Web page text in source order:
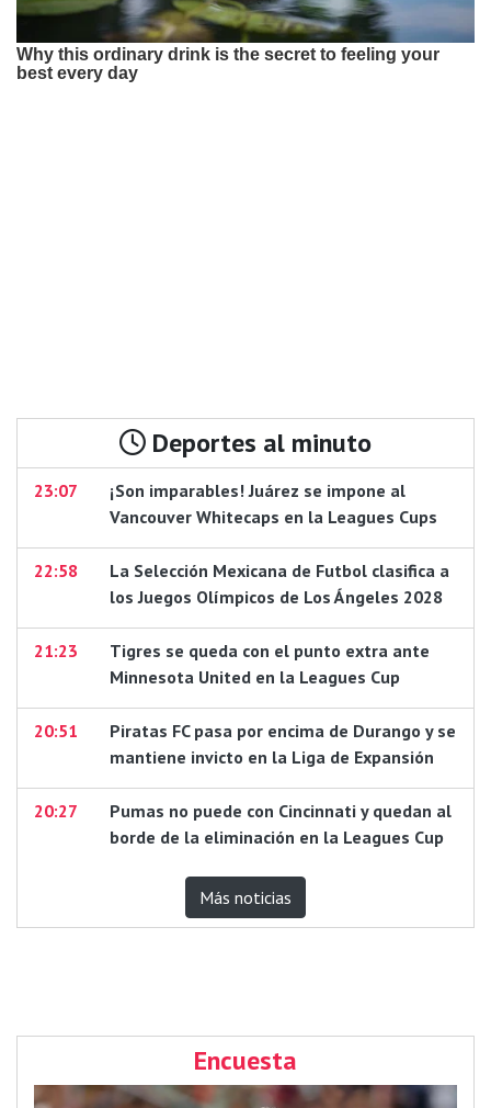
Deportes al minuto
23:07
¡Son imparables! Juárez se impone al
Vancouver Whitecaps en la Leagues Cups
22:58
La Selección Mexicana de Futbol clasifica a
los Juegos Olímpicos de Los Ángeles 2028
21:23
Tigres se queda con el punto extra ante
Minnesota United en la Leagues Cup
20:51
Piratas FC pasa por encima de Durango y se
mantiene invicto en la Liga de Expansión
20:27
Pumas no puede con Cincinnati y quedan al
borde de la eliminación en la Leagues Cup
Más noticias
Encuesta